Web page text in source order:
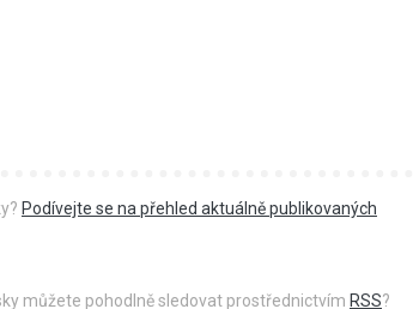
Podívejte se na přehled aktuálně publikovaných
můžete pohodlně sledovat prostřednictvím RSS?